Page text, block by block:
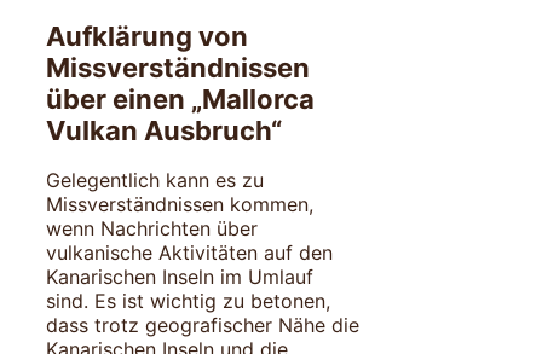
Aufklärung von
Missverständnissen
über einen „Mallorca
Vulkan Ausbruch“
Gelegentlich kann es zu
Missverständnissen kommen,
wenn Nachrichten über
vulkanische Aktivitäten auf den
Kanarischen Inseln im Umlauf
sind. Es ist wichtig zu betonen,
dass trotz geografischer Nähe die